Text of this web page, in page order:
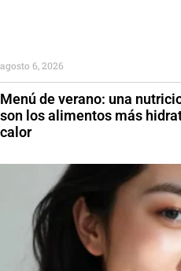
Menú de verano: una
son los alimentos más
calor
agosto 6, 2026